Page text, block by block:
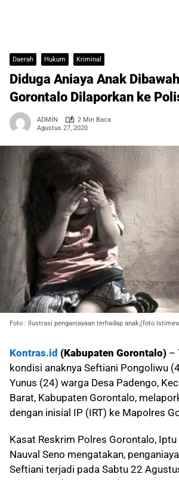
Daerah Hukum Kriminal
Diduga Aniaya Anak
Gorontalo Dilaporkan ke
ADMIN
2 Min Baca
Agustus 27, 2020
Foto : Ilustrasi penganiayaan terhadap anak,(foto
Kontras.id (Kabupaten Gorontalo) –
kondisi anaknya Seftiani Pongoliwu
Yunus (24) warga Desa Padengo,
Barat, Kabupaten Gorontalo,
dengan inisial IP (IRT) ke Mapolres
Kasat Reskrim Polres Gorontalo,
Nauval Seno mengatakan,
Seftiani terjadi pada Sabtu 22